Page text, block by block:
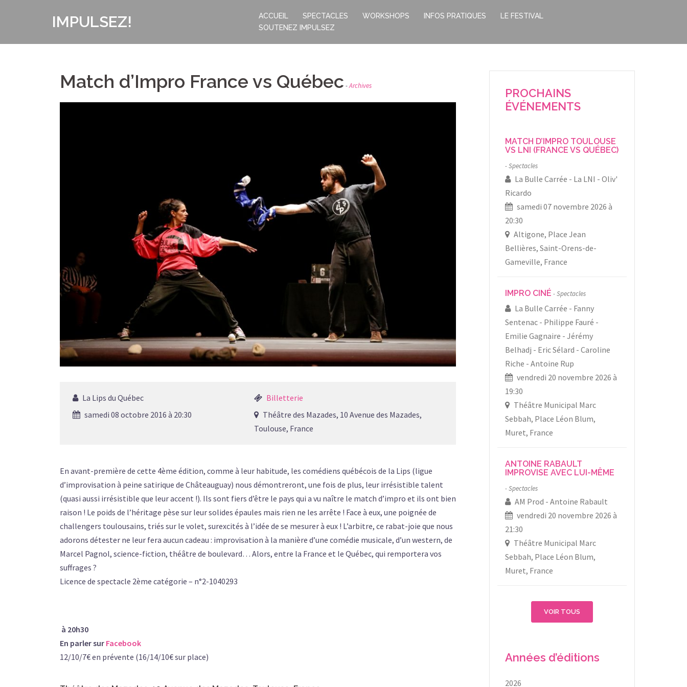
IMPULSEZ! ACCUEIL SPECTACLES WORKSHOPS INFOS PRATIQUES
LE FESTIVAL
SOUTENEZ IMPULSEZ
Match d’Impro France vs Québec Archives
La Lips du Québec
samedi 08 octobre 2016 à 20:30
Billetterie
Théâtre des Mazades, 10 Avenue des Mazades,
Toulouse, France
En avant-première de cette 4ème édition, comme à leur habitude, les comédiens québécois de la Lips (ligue
d’improvisation à peine satirique de Châteauguay) nous démontreront, une fois de plus, leur irrésistible talent
(quasi aussi irrésistible que leur accent !). Ils sont fiers d’être le pays qui a vu naître le match d’impro et ils ont bien
raison ! Le poids de l’héritage pèse sur leur solides épaules mais rien ne les arrête ! Face à eux, une poignée de
challengers toulousains, triés sur le volet, surexcités à l’idée de se mesurer à eux ! L’arbitre, ce rabat-joie que nous
adorons détester ne leur fera aucun cadeau : improvisation à la manière d’une comédie musicale, d’un western, de
Marcel Pagnol, science-fiction, théâtre de boulevard… Alors, entre la France et le Québec, qui remportera vos
suffrages ?
Licence de spectacle 2ème catégorie – n°2-1040293
à 20h30
En parler sur Facebook
12/10/7€ en prévente (16/14/10€ sur place)
PROCHAINS
ÉVÉNEMENTS
MATCH D’IMPRO TOULOUSE
VS LNI (FRANCE VS QUÉBEC)
Spectacles
La Bulle Carrée La LNI
Oliv'
Ricardo
samedi 07 novembre 2026 à
20:30
Altigone, Place Jean
Bellières, Saint-Orens-de-
Gameville, France
IMPRO CINÉ Spectacles
La Bulle Carrée
Fanny
Sentenac
Philippe Fauré
Emilie Gagnaire
Jérémy
Belhadj
Eric Sélard
Caroline
Riche
Antoine Rup
vendredi 20 novembre 2026 à
19:30
Théâtre Municipal Marc
Sebbah, Place Léon Blum,
Muret, France
ANTOINE RABAULT
IMPROVISE AVEC LUI-MÊME
Spectacles
AM Prod
Antoine Rabault
vendredi 20 novembre 2026 à
21:30
Théâtre Municipal Marc
Sebbah, Place Léon Blum,
Muret, France
VOIR TOUS
Années d’éditions
2026